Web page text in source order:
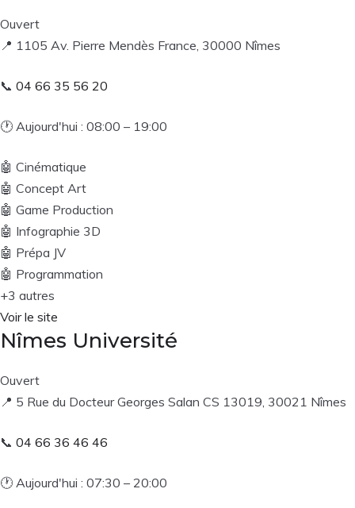
Ouvert
📍 1105 Av. Pierre Mendès France, 30000 Nîmes
📞 04 66 35 56 20
🕐 Aujourd'hui : 08:00 – 19:00
🤖 Cinématique
🤖 Concept Art
🤖 Game Production
🤖 Infographie 3D
🤖 Prépa JV
🤖 Programmation
+3 autres
Voir le site
Nîmes Université
Ouvert
📍 5 Rue du Docteur Georges Salan CS 13019, 30021 Nîmes
📞 04 66 36 46 46
🕐 Aujourd'hui : 07:30 – 20:00